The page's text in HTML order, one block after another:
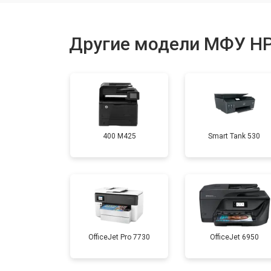
Замена печатной головки
Замена Wi-Fi
Замена блока питания
Другие модели МФУ
400 M425 Smart Tank 530
OfficeJet Pro 7730 OfficeJet 6950